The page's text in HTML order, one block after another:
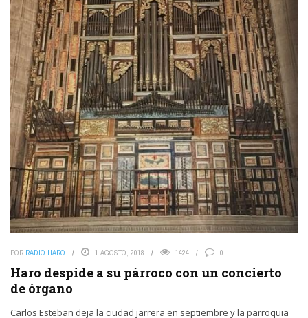
POR RADIO HARO 1 AGOSTO, 2018 1424 0
Haro despide a su párroco con un concierto
de órgano
Carlos Esteban deja la ciudad jarrera en septiembre y la parroquia